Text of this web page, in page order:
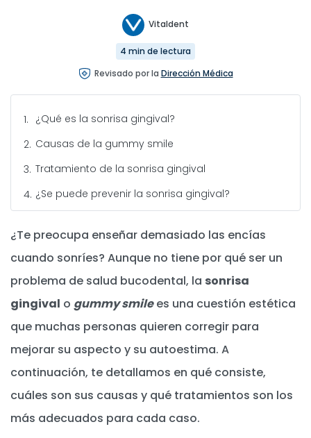
Vitaldent
4 min de lectura
Revisado por la Dirección Médica
¿Qué es la sonrisa gingival?
Causas de la gummy smile
Tratamiento de la sonrisa gingival
¿Se puede prevenir la sonrisa gingival?
¿Te preocupa enseñar demasiado las encías
cuando sonríes? Aunque no tiene por qué ser un
problema de salud bucodental, la sonrisa
gingival o gummy smilees una cuestión estética
que muchas personas quieren corregir para
mejorar su aspecto y su autoestima. A
continuación, te detallamos en qué consiste,
cuáles son sus causas y qué tratamientos son los
más adecuados para cada caso.